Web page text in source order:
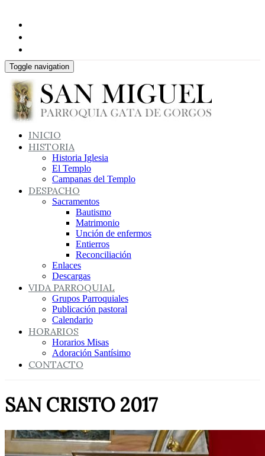
Toggle navigation
INICIO
HISTORIA
Historia Iglesia
El Templo
Campanas del Templo
DESPACHO
Sacramentos
Bautismo
Matrimonio
Unción de enfermos
Entierros
Reconciliación
Enlaces
Descargas
VIDA PARROQUIAL
Grupos Parroquiales
Publicación pastoral
Calendario
HORARIOS
Horarios Misas
Adoración Santísimo
CONTACTO
SAN CRISTO 2017